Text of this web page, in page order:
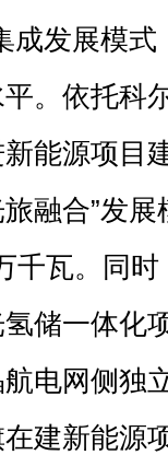
成发展模
。依托科
能源项目
融合”发
千瓦。同
储一体化
电网侧独
建新能源